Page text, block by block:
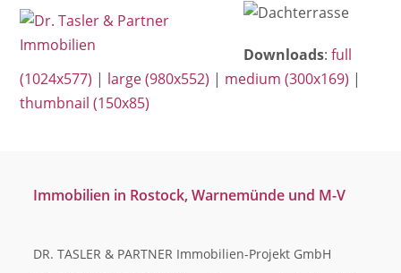
SkipOpen
mobile
menu
Close
mobile
menu
Downloads:full
(1024x577) | large (980x552) | medium (300x169) |
thumbnail (150x85)
Immobilien in Rostock, Warnemünde und M-V
DR. TASLER & PARTNER Immobilien-Projekt GmbH